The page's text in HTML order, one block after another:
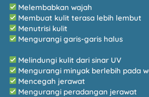
Melembabkan wajah
Membuat kulit terasa lebih lembut
Menutrisi kulit
Mengurangi garis-garis halus
Melindungi kulit dari sinar UV
Mengurangi minyak berlebih pada
Mencegah jerawat
Mengurangi peradangan jerawat